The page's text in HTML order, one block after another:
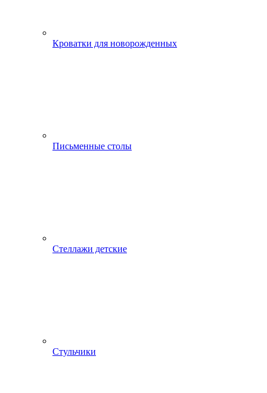
Кроватки для новорожденных
Письменные столы
Стеллажи детские
Стульчики